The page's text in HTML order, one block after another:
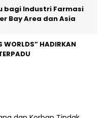
bagi Industri Farmasi
Bay Area dan Asia
WORLDS” HADIRKAN